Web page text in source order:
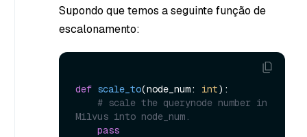
Supondo que temos a seguinte função de
escalonamento:
def scale_to(node_num: int):
# scale the querynode number in
Milvus into node_num.
pass